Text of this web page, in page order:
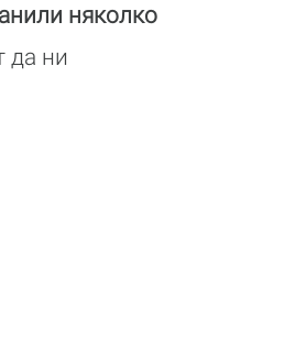
няколко
да ни